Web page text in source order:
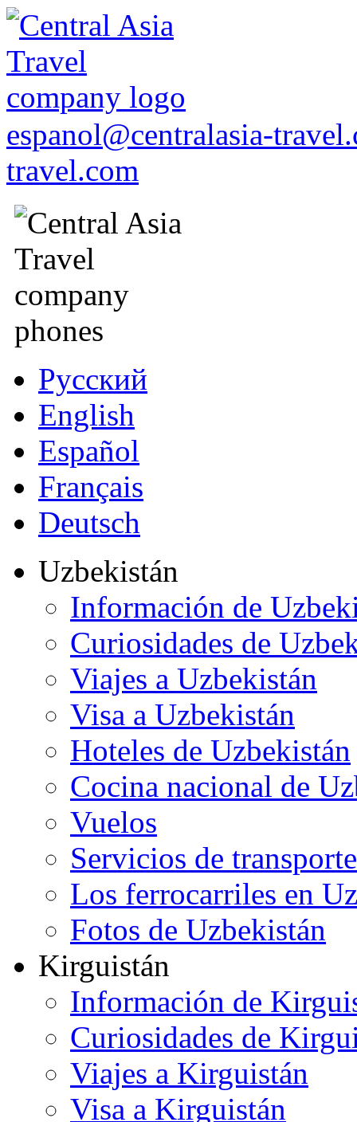
espanol@centralasia-
travel.com
Русский
English
Español
Français
Deutsch
Uzbekistán
Información de
Curiosidades de
Viajes a Uzbekistán
Visa a Uzbekistán
Hoteles de Uzbekistán
Cocina nacional de
Vuelos
Servicios de transporte
Los ferrocarriles en
Fotos de Uzbekistán
Kirguistán
Información de
Curiosidades de
Viajes a Kirguistán
Visa a Kirguistán